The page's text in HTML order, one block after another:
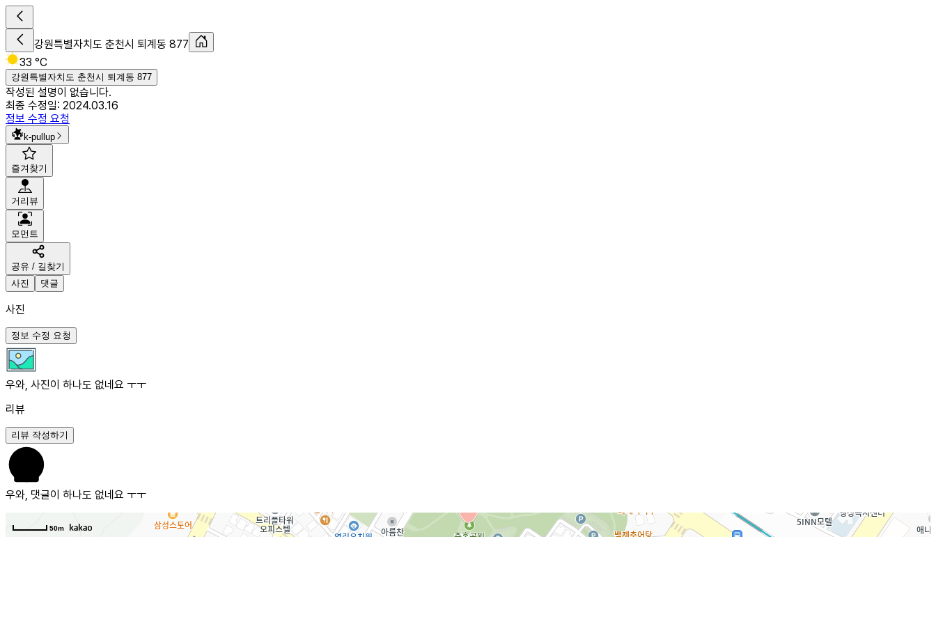
강원특별자치도 춘천시 퇴계동 877
33 °C
강원특별자치도 춘천시 퇴계동 877
작성된 설명이 없습니다.
최종 수정일: 2024.03.16
정보 수정 요청
k-pullup
즐겨찾기
거리뷰
모먼트
공유 / 길찾기
사진
댓글
사진
정보 수정 요청
우와, 사진이 하나도 없네요 ㅜㅜ
리뷰
리뷰 작성하기
우와, 댓글이 하나도 없네요 ㅜㅜ
50m